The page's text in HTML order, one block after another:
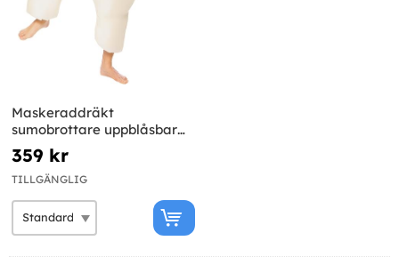
Maskeraddräkt
sumobrottare uppblåsbar
för vuxen
359 kr
TILLGÄNGLIG